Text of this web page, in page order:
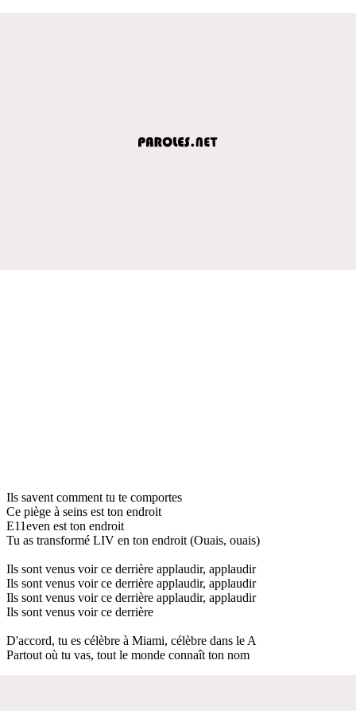
Ils savent comment tu te comportes
Ce piège à seins est ton endroit
E11even est ton endroit
Tu as transformé LIV en ton endroit (Ouais, ouais)
Ils sont venus voir ce derrière applaudir, applaudir
Ils sont venus voir ce derrière applaudir, applaudir
Ils sont venus voir ce derrière applaudir, applaudir
Ils sont venus voir ce derrière
D'accord, tu es célèbre à Miami, célèbre dans le A
Partout où tu vas, tout le monde connaît ton nom